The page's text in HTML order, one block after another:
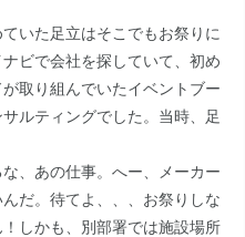
いた足立はそこでもお祭りに
ビで会社を探していて、初め
取り組んでいたイベントブー
ルティングでした。当時、足
、あの仕事。へー、メーカー
だ。待てよ、、、お祭りしな
しかも、別部署では施設場所